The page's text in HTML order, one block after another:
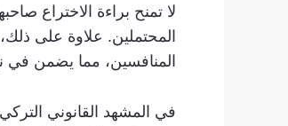
لا تمنح براءة الاختراع
المحتملين. علاوة على
المنافسين، مما يضمن في
في المشهد القانوني